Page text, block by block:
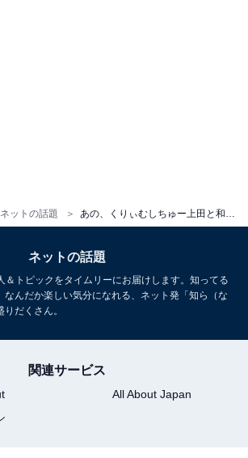
ネットの話題
ネットの話題
＆トピックをタイムリーにお届けします。知ってる
なんだか楽しい気分になれる、ネット発「知ら（な
だくさん。
関連サービス
All About Japan